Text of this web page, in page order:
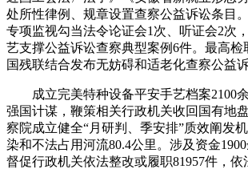
处所性律例、规章设置查察公益诉讼条目
专项监视勾当法令论证会1次、听证会2次
艺支撑公益诉讼查察典型案例6件。最高检
国残联结合发布无妨碍和适老化查察公益
成立完美特种设备平安手艺档案2100
强国计谋，鞭策相关行政机关收回国有地
察院成立健全“月研判、季安排”质效阐发
染和不法占用河流80.4公里。涉及资金
督促行政机关依法整改或履职81957件，